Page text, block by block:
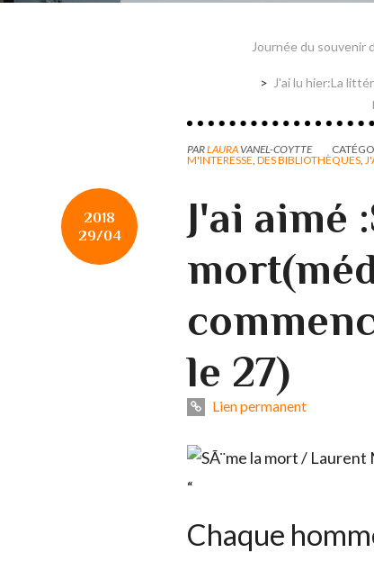
Journée du souvenir
J'ai lu hier:La
PARLAURA VANEL-COYTTE
M'INTERESSE DES BIBLIOTHÈQUES
2018
29/04
J'ai aimé
le 27)
Lien permanent
“
Chaque